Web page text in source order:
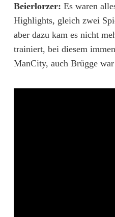
r
h
a
c
h
Beierlorzer: Es waren
Highlights, gleich zwei
aber dazu kam es nicht
trainiert, bei diesem
ManCity, auch Brügge